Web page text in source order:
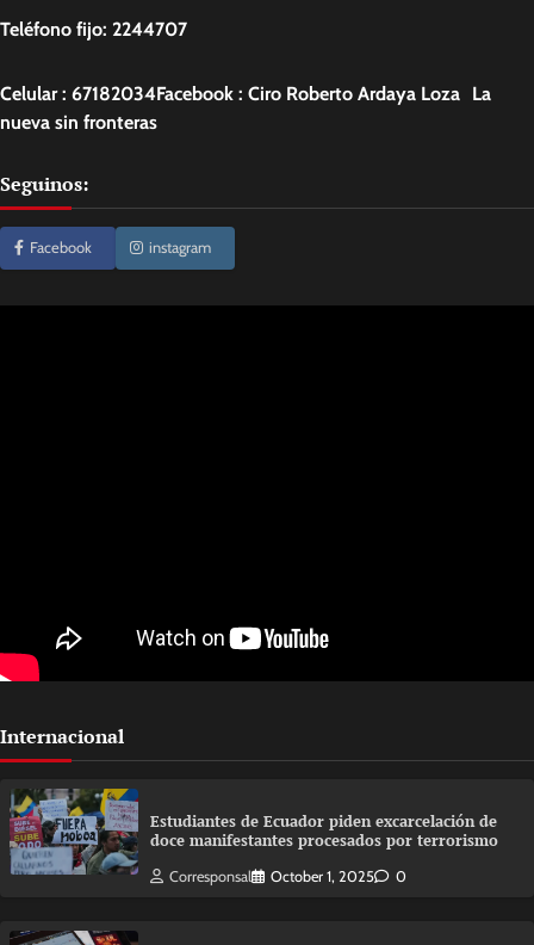
Teléfono fijo: 2244707
Celular : 67182034Facebook : Ciro Roberto Ardaya Loza La
nueva sin fronteras
Seguinos:
Facebook instagram
Internacional
Estudiantes de Ecuador piden excarcelación de
doce manifestantes procesados por terrorismo
Corresponsal October 1, 2025 0